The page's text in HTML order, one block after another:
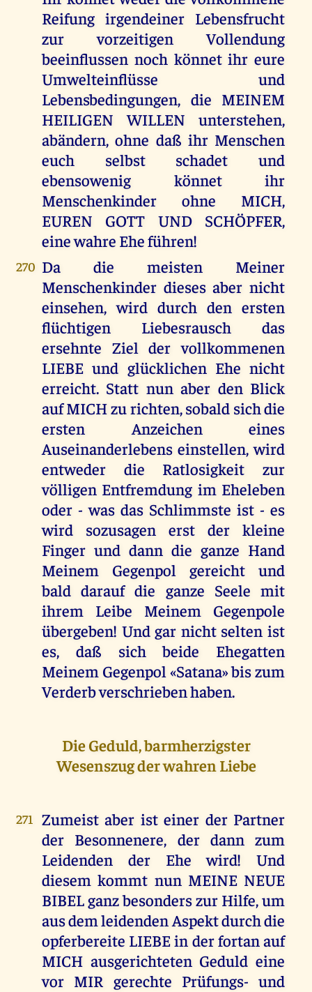
Reifung irgendeiner Lebensfrucht
zur vorzeitigen Vollendung
beeinflussen noch könnet ihr eure
Umwelteinflüsse und
Lebensbedingungen, die MEINEM
HEILIGEN WILLEN unterstehen,
abändern, ohne daß ihr Menschen
euch selbst schadet und
ebensowenig könnet ihr
Menschenkinder ohne MICH,
EUREN GOTT UND SCHÖPFER,
eine wahre Ehe führen!
270 Da die meisten Meiner
Menschenkinder dieses aber nicht
einsehen, wird durch den ersten
flüchtigen Liebesrausch das
ersehnte Ziel der vollkommenen
LIEBE und glücklichen Ehe nicht
erreicht. Statt nun aber den Blick
auf MICH zu richten, sobald sich die
ersten Anzeichen eines
Auseinanderlebens einstellen, wird
entweder die Ratlosigkeit zur
völligen Entfremdung im Eheleben
oder - was das Schlimmste ist - es
wird sozusagen erst der kleine
Finger und dann die ganze Hand
Meinem Gegenpol gereicht und
bald darauf die ganze Seele mit
ihrem Leibe Meinem Gegenpole
übergeben! Und gar nicht selten ist
es, daß sich beide Ehegatten
Meinem Gegenpol «Satana» bis zum
Verderb verschrieben haben.
Die Geduld, barmherzigster
Wesenszug der wahren Liebe
271
Zumeist aber ist einer der Partner
der Besonnenere, der dann zum
Leidenden der Ehe wird! Und
diesem kommt nun MEINE NEUE
BIBEL ganz besonders zur Hilfe, um
aus dem leidenden Aspekt durch die
opferbereite LIEBE in der fortan auf
MICH ausgerichteten Geduld eine
vor MIR gerechte Prüfungs- und